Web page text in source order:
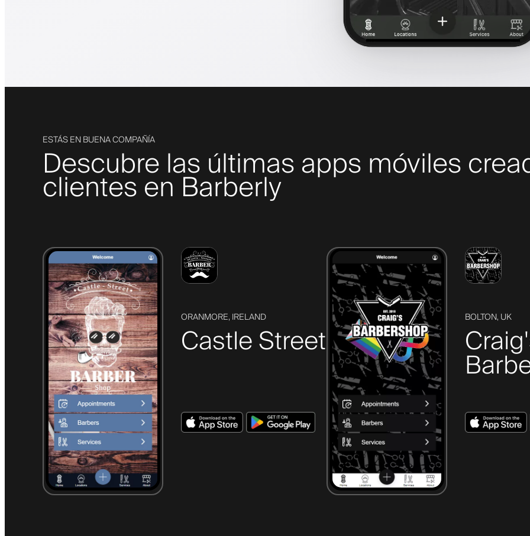
ESTÁS EN BUENA COMPAÑÍA
Descubre las últimas apps móviles
clientes en Barberly
ORANMORE, IRELAND
Castle Street
BOLTON, UK